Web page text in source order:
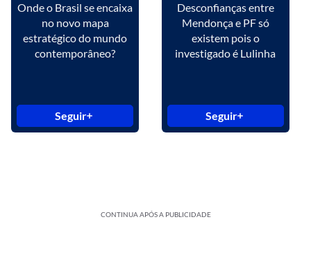
Onde o Brasil se encaixa
no novo mapa
estratégico do mundo
contemporâneo?
Seguir
Desconfianças entre
Mendonça e PF só
existem pois o
investigado é Lulinha
Seguir
CONTINUA APÓS A PUBLICIDADE